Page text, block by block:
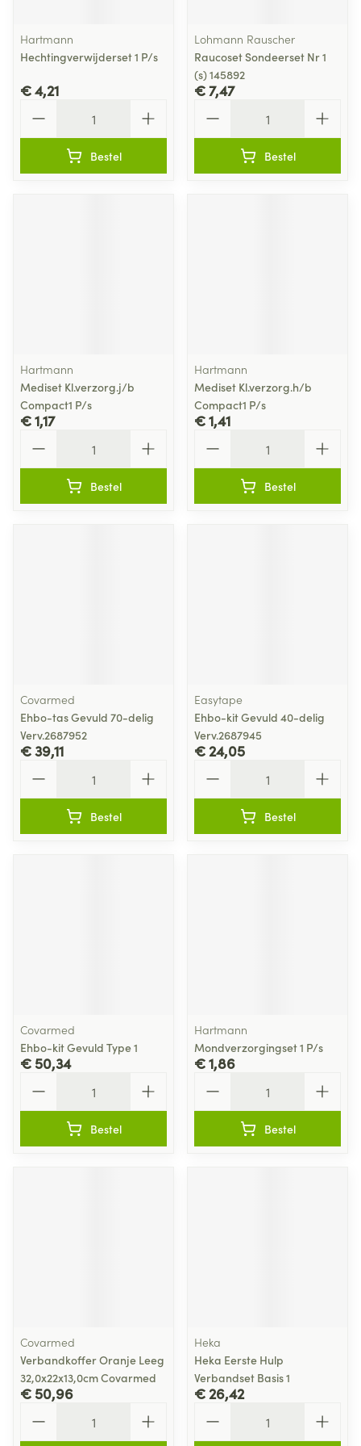
Hartmann
Hechtingverwijderset 1 P/s
€ 4,21
Bestel
Lohmann Rauscher
Raucoset Sondeerset Nr 1
(s) 145892
€ 7,47
Bestel
Hartmann
Mediset Kl.verzorg.j/b
Compact1 P/s
€ 1,17
Bestel
Hartmann
Mediset Kl.verzorg.h/b
Compact1 P/s
€ 1,41
Bestel
Covarmed
Ehbo-tas Gevuld 70-delig
Verv.2687952
€ 39,11
Bestel
Easytape
Ehbo-kit Gevuld 40-delig
Verv.2687945
€ 24,05
Bestel
Covarmed
Ehbo-kit Gevuld Type 1
€ 50,34
Bestel
Hartmann
Mondverzorgingset 1 P/s
€ 1,86
Bestel
Covarmed
Verbandkoffer Oranje Leeg
32,0x22x13,0cm Covarmed
€ 50,96
Heka
Heka Eerste Hulp
Verbandset Basis 1
€ 26,42